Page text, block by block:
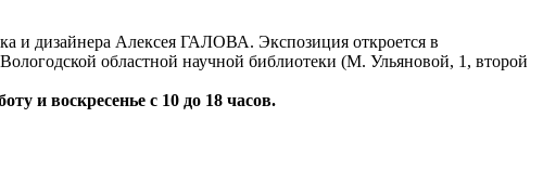
и дизайнера Алексея ГАЛОВА. Экспозиция откроется в
областной научной библиотеки (М. Ульяновой, 1, второй
и воскресенье с 10 до 18 часов.